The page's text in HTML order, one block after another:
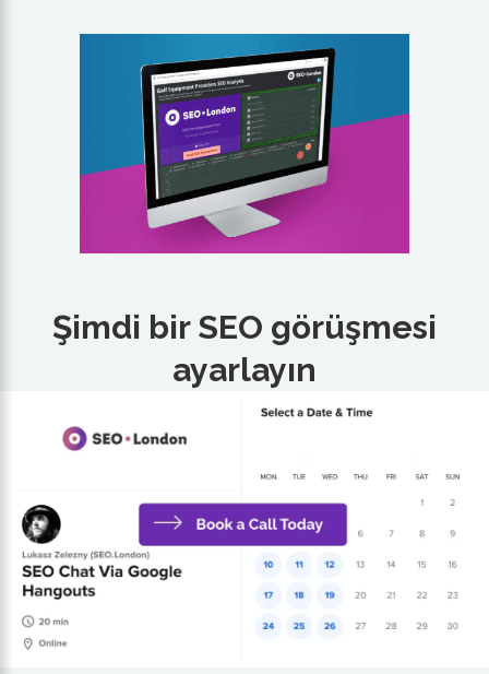
Şimdi bir SEO görüşmesi
ayarlayın